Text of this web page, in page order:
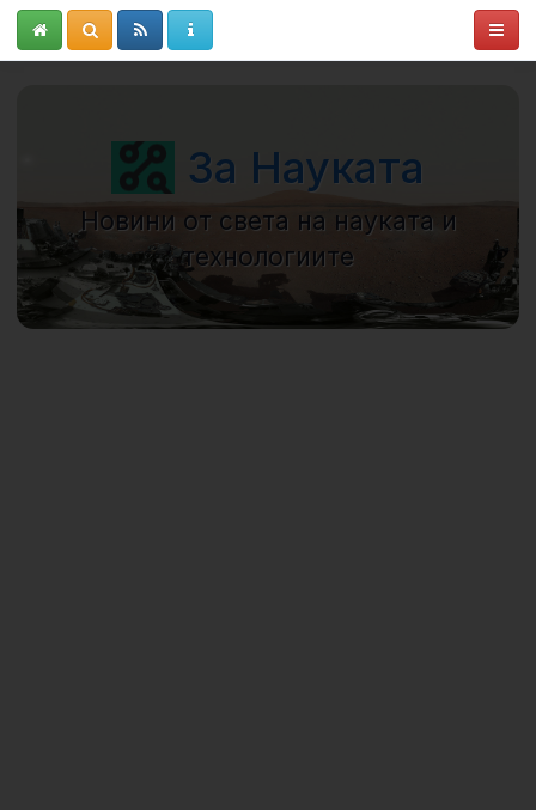
За Науката
Новини от света на науката и
технологиите